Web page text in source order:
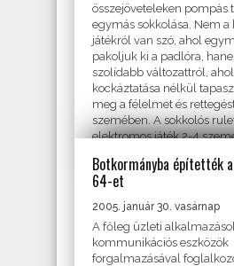
összejöveteleken pompás
egymás sokkolása. Nem a
játékról van szó, ahol
pakoljuk ki a padlóra,
szolídabb változattról,
kockáztatása nélkül
meg a félelmet és
szemében. A sokkolós
elektromos játék 2-4
Botkormányba építették
64-et
2005. január 30. vasárnap
A főleg üzleti
kommunikációs eszközök
forgalmazásával